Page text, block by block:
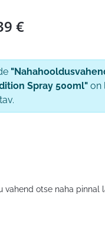
€
Spray 500ml" on
otse naha pinnal